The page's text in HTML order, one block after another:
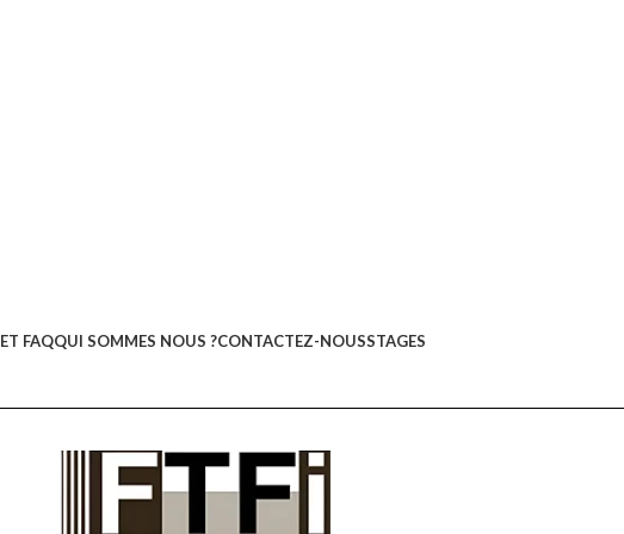
FAQQUI SOMMES NOUS ?CONTACTEZ-NOUSSTAGES